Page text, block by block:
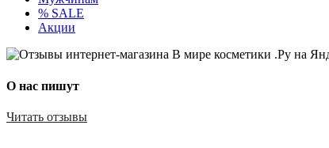
% SALE
Акции
О нас пишут
Читать отзывы